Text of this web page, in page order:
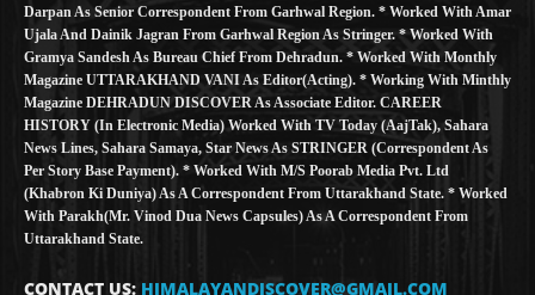
Darpan As Senior Correspondent From Garhwal Region. * Worked With Amar
Ujala And Dainik Jagran From Garhwal Region As Stringer. * Worked With
Gramya Sandesh As Bureau Chief From Dehradun. * Worked With Monthly
Magazine UTTARAKHAND VANI As Editor(Acting). * Working With Minthly
Magazine DEHRADUN DISCOVER As Associate Editor. CAREER
HISTORY (in Electronic Media) Worked With TV Today (AajTak), Sahara
News Lines, Sahara Samaya, Star News As STRINGER (Correspondent As
Per Story Base Payment). * Worked With M/S Poorab Media Pvt. Ltd
(Khabron Ki Duniya) As A Correspondent From Uttarakhand State. * Worked
With Parakh(Mr. Vinod Dua News Capsules) As A Correspondent From
Uttarakhand State.
CONTACT US: HIMALAYANDISCOVER@GMAIL.COM